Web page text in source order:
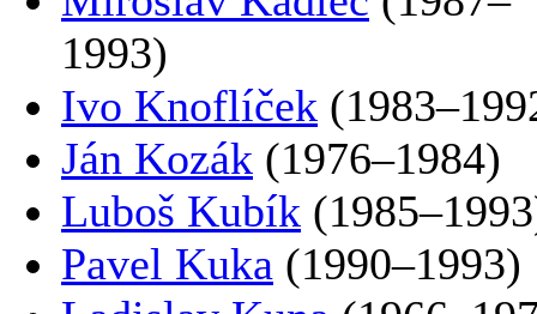
1993)
Ivo Knoflíček
Ján Kozák (1976–1984)
Luboš Kubík
Pavel Kuka (1990–1993)